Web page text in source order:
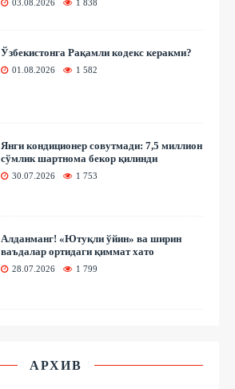
03.08.2026 1 838
Ўзбекистонга Рақамли кодекс керакми?
01.08.2026 1 582
Янги кондиционер совутмади: 7,5 миллион
сўмлик шартнома бекор қилинди
30.07.2026 1 753
Алданманг! «Ютуқли ўйин» ва ширин
ваъдалар ортидаги қиммат хато
28.07.2026 1 799
АРХИВ